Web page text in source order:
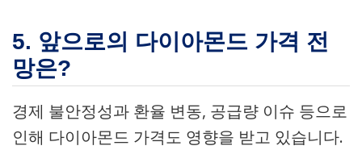
5. 앞으로의 다이아몬드 가격 전
망은?
경제 불안정성과 환율 변동, 공급량 이슈 등으로
인해 다이아몬드 가격도 영향을 받고 있습니다.